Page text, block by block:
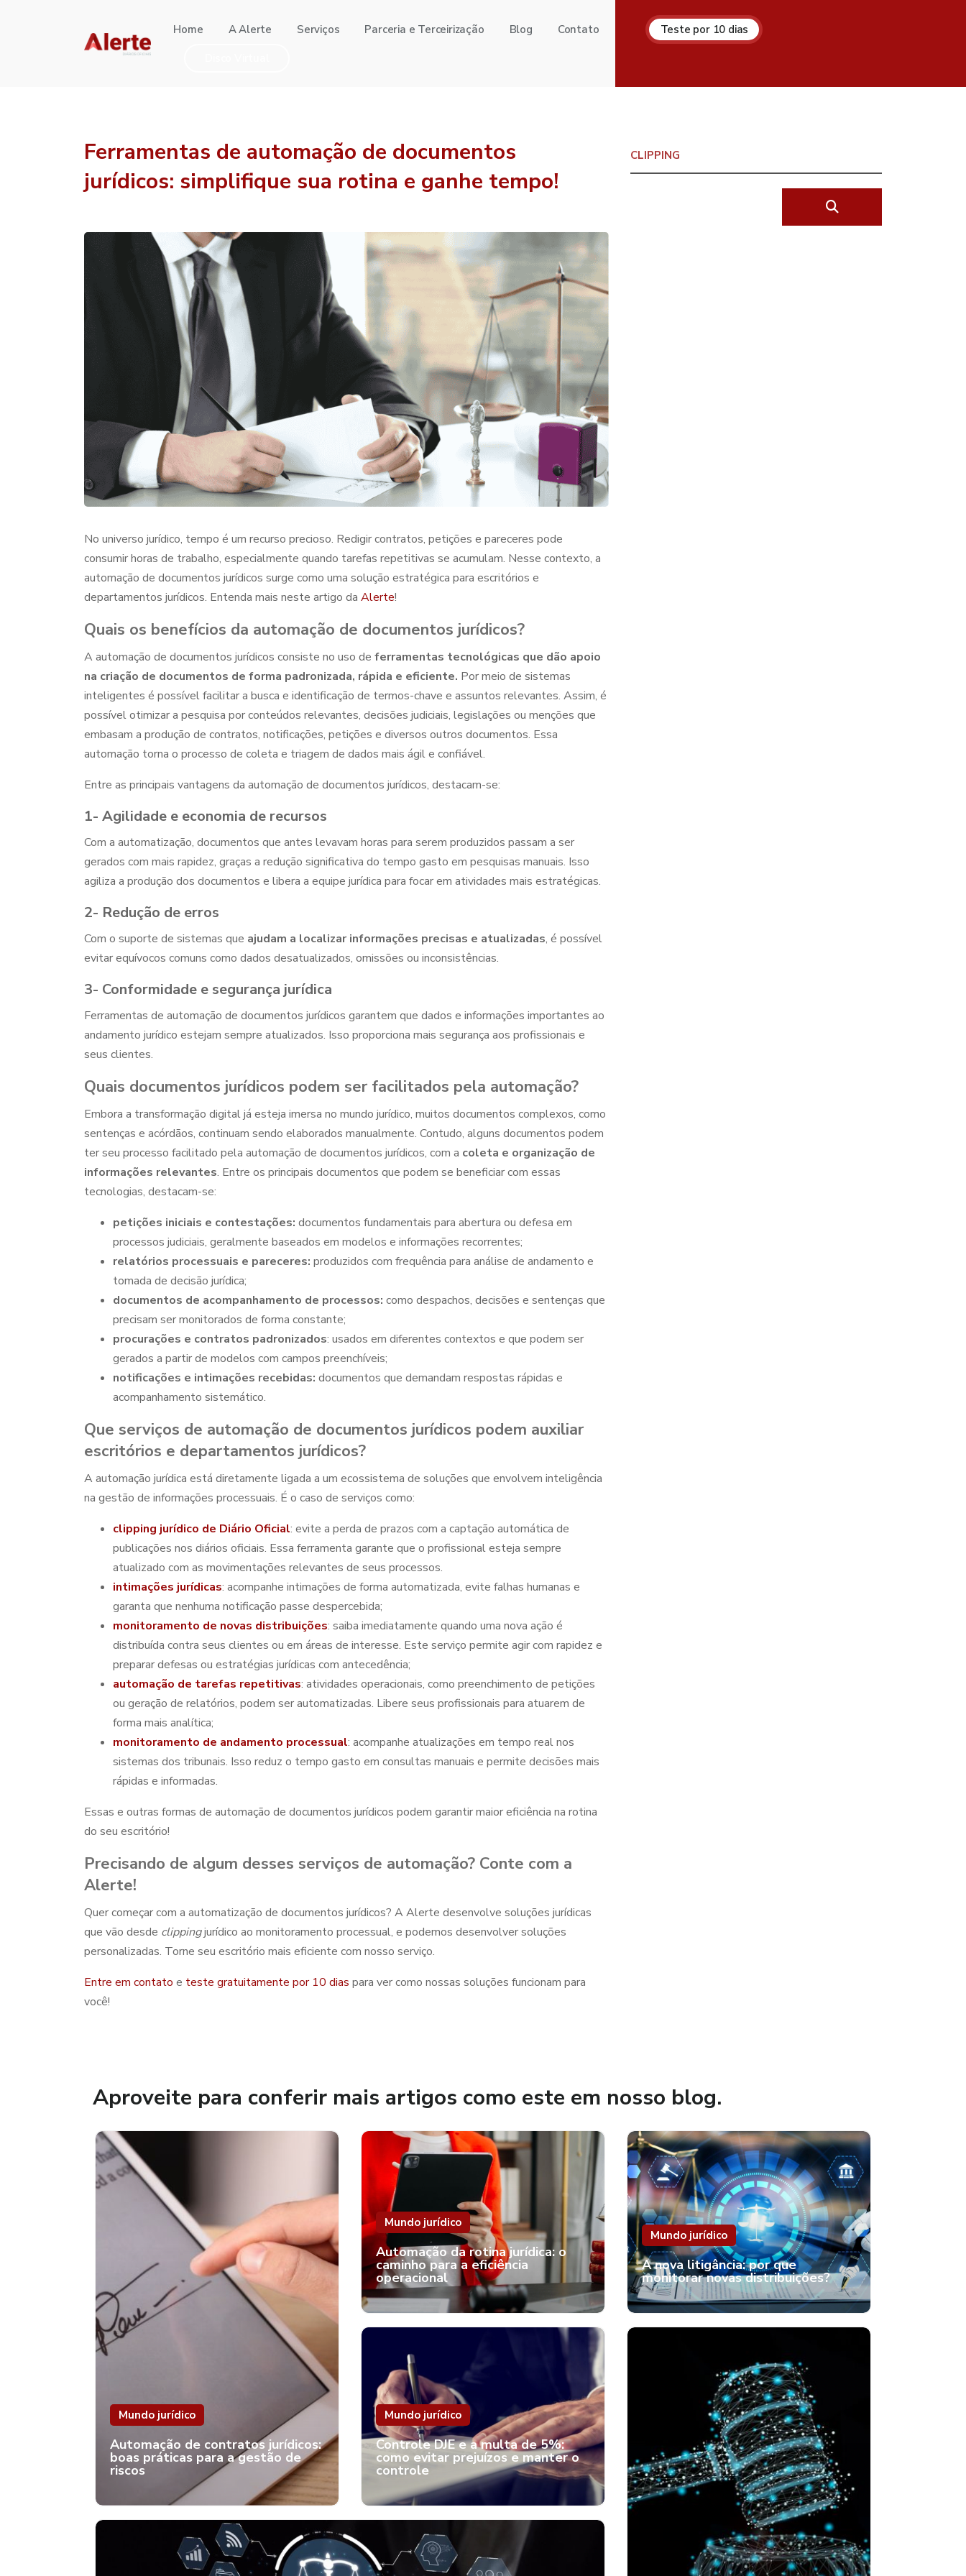
Home A Alerte Serviços Parceria e Terceirização Blog Contato
Teste por 10 dias
Ferramentas de automação de documentos
jurídicos: simplifique sua rotina e ganhe tempo!
No universo jurídico, tempo é um recurso precioso. Redigir contratos, petições e pareceres pode
consumir horas de trabalho, especialmente quando tarefas repetitivas se acumulam. Nesse contexto, a
automação de documentos jurídicos surge como uma solução estratégica para escritórios e
departamentos jurídicos. Entenda mais neste artigo da Alerte!
Quais os benefícios da automação de documentos jurídicos?
Aautomação de documentos jurídicos consiste no uso de ferramentas tecnológicas que dão apoio
na criação de documentos de forma padronizada, rápida e eficiente. Por meio de sistemas
inteligentes é possível facilitar a busca e identificação de termos-chave e assuntos relevantes. Assim, é
possível otimizar a pesquisa por conteúdos relevantes, decisões judiciais, legislações ou menções que
embasam a produção de contratos, notificações, petições e diversos outros documentos. Essa
automação torna o processo de coleta e triagem de dados mais ágil e confiável.
Entre as principais vantagens da automação de documentos jurídicos, destacam-se:
1- Agilidade e economia de recursos
Com a automatização, documentos que antes levavam horas para serem produzidos passam a ser
gerados com mais rapidez, graças a redução significativa do tempo gasto em pesquisas manuais. Isso
agiliza a produção dos documentos e libera a equipe jurídica para focar em atividades mais estratégicas.
2- Redução de erros
Com o suporte de sistemas que ajudam a localizar informações precisas e atualizadas, é possível
evitar equívocos comuns como dados desatualizados, omissões ou inconsistências.
3- Conformidade e segurança jurídica
Ferramentas de automação de documentos jurídicos garantem que dados e informações importantes ao
andamento jurídico estejam sempre atualizados. Isso proporciona mais segurança aos profissionais e
seus clientes.
Quais documentos jurídicos podem ser facilitados pela automação?
Embora a transformação digital já esteja imersa no mundo jurídico, muitos documentos complexos, como
sentenças e acórdãos, continuam sendo elaborados manualmente. Contudo, alguns documentos podem
ter seu processo facilitado pela automação de documentos jurídicos, com a coleta e organização de
informações relevantes. Entre os principais documentos que podem se beneficiar com essas
tecnologias, destacam-se:
petições iniciais e contestações: documentos fundamentais para abertura ou defesa em
processos judiciais, geralmente baseados em modelos e informações recorrentes;
relatórios processuais e pareceres: produzidos com frequência para análise de andamento e
tomada de decisão jurídica;
documentos de acompanhamento de processos: como despachos, decisões e sentenças que
precisam ser monitorados de forma constante;
procurações e contratos padronizados: usados em diferentes contextos e que podem ser
gerados a partir de modelos com campos preenchíveis;
notificações e intimações recebidas: documentos que demandam respostas rápidas e
acompanhamento sistemático.
Que serviços de automação de documentos jurídicos podem auxiliar
escritórios e departamentos jurídicos?
A automação jurídica está diretamente ligada a um ecossistema de soluções que envolvem inteligência
na gestão de informações processuais. É o caso de serviços como:
clipping jurídico de Diário Oficial: evite a perda de prazos com a captação automática de
publicações nos diários oficiais. Essa ferramenta garante que o profissional esteja sempre
atualizado com as movimentações relevantes de seus processos.
intimações jurídicas: acompanhe intimações de forma automatizada, evite falhas humanas e
garanta que nenhuma notificação passe despercebida;
monitoramento de novas distribuições: saiba imediatamente quando uma nova ação é
distribuída contra seus clientes ou em áreas de interesse. Este serviço permite agir com rapidez e
preparar defesas ou estratégias jurídicas com antecedência;
automação de tarefas repetitivas: atividades operacionais, como preenchimento de petições
ou geração de relatórios, podem ser automatizadas. Libere seus profissionais para atuarem de
forma mais analítica;
monitoramento de andamento processual: acompanhe atualizações em tempo real nos
sistemas dos tribunais. Isso reduz o tempo gasto em consultas manuais e permite decisões mais
rápidas e informadas.
Essas e outras formas de automação de documentos jurídicos podem garantir maior eficiência na rotina
do seu escritório!
Precisando de algum desses serviços de automação? Conte com a
Alerte!
Quer começar com a automatização de documentos jurídicos? A Alerte desenvolve soluções jurídicas
que vão desde clippingjurídico ao monitoramento processual, e podemos desenvolver soluções
personalizadas. Torne seu escritório mais eficiente com nosso serviço.
Entre em contato e teste gratuitamente por 10 dias para ver como nossas soluções funcionam para
você!
Aproveite para conferir mais artigos como este em nosso blog.
Mundo jurídico
Automação de contratos jurídicos:
boas práticas para a gestão de
riscos
Mundo jurídico
Automação da rotina jurídica: o
caminho para a eficiência
operacional
Automação da rotina jurídica: o
caminho para a eficiência
Mundo jurídico
Controle DJE e a multa de 5%:
como evitar prejuízos e manter o
controle
Mundo jurídico
A nova litigância: por que
monitorar novas distribuições?
A nova litigância: por que